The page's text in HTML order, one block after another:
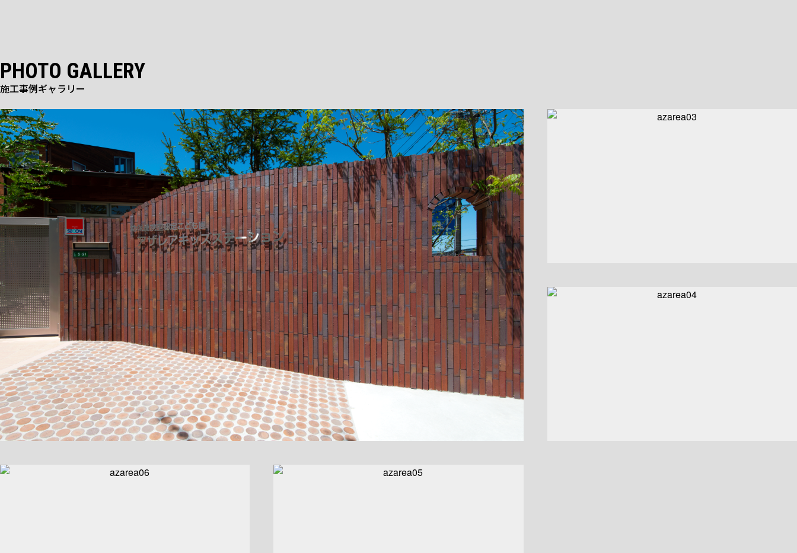
PHOTO GALLERY
施工事例ギャラリー